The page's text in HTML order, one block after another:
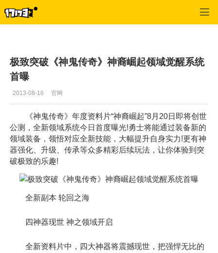
极致突破《神鬼传奇》神裔崛起领域觉醒系统
首曝
2013-08-16 官网
《神鬼传奇》年度资料片“神裔崛起”8月20日即将创世
公测，全新领域系统今日首度曝光!勇士将能通过装备新的
领域装备，领悟对应全新技能，大幅提升自身实力!更有神
器强化、升级、传承等众多精彩后续玩法，让你体验到突
破极致的乐趣!
全新副本 轮回之海
四神器现世 神之领域开启
全新资料片中，四大神器将震撼现世，把强悍无比的